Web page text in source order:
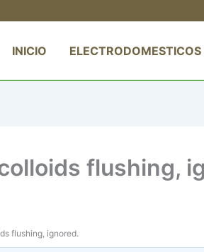
INICIO ELECTRODOMESTICOS
flushing,
flushing, ignored.